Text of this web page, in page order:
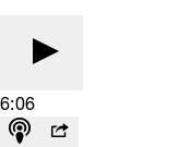
6:06